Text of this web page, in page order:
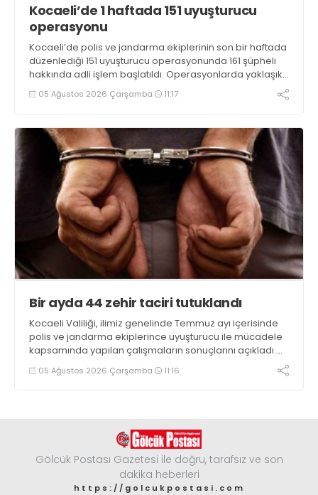
Kocaeli’de 1 haftada 151 uyuşturucu
operasyonu
Kocaeli’de polis ve jandarma ekiplerinin son bir haftada
düzenlediği 151 uyuşturucu operasyonunda 161 şüpheli
hakkında adli işlem başlatıldı. Operasyonlarda yaklaşık
2 kilogram uyuşturucu madde ile 121 kök kenevir bitkisi
ele geçirilirken, 9 şüpheli tutuklandı
05 Ağustos 2026 Çarşamba 11:17
Bir ayda 44 zehir taciri tutuklandı
Kocaeli Valiliği, ilimiz genelinde Temmuz ayı içerisinde
polis ve jandarma ekiplerince uyuşturucu ile mücadele
kapsamında yapılan çalışmaların sonuçlarını açıkladı.
Çalışmalar sonucunda uyuşturucu ve uyarıcı madde
kullanan, ticaretini ve sevkiyatını yapan 44 şahıs
05 Ağustos 2026 Çarşamba 11:16
Gölcük Postası Gazetesi ile doğru, tarafsız ve son
dakika heberleri
https://golcukpostasi.com